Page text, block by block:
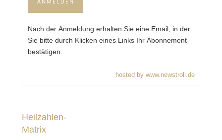
Nach der Anmeldung erhalten Sie eine Email, in der
Sie bitte durch Klicken eines Links Ihr Abonnement
bestätigen.
hosted by www.newstroll.de
Heilzahlen-
Matrix